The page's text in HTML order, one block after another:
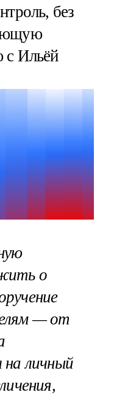
без
с Ильёй
о
— от
на личный